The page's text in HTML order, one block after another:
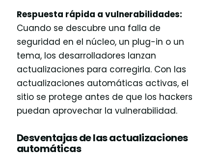
Respuesta rápida a vulnerabilidades:
Cuando se descubre una falla de
seguridad en el núcleo, un plug-in o un
tema, los desarrolladores lanzan
actualizaciones para corregirla. Con las
actualizaciones automáticas activas, el
sitio se protege antes de que los hackers
puedan aprovechar la vulnerabilidad.
Desventajas de las actualizaciones
automáticas